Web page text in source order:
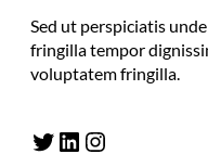
Sed ut perspiciatis
fringilla tempor
voluptatem fringilla.
Twitter LinkedIn Instagram